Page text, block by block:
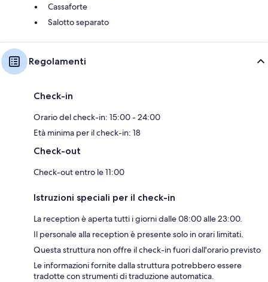
Cassaforte
Salotto separato
Regolamenti
Check-in
Orario del check-in: 15:00 - 24:00
Età minima per il check-in: 18
Check-out
Check-out entro le 11:00
Istruzioni speciali per il check-in
La reception è aperta tutti i giorni dalle 08:00 alle 23:00.
Il personale alla reception è presente solo in orari limitati.
Questa struttura non offre il check-in fuori dall'orario previsto
Le informazioni fornite dalla struttura potrebbero essere
tradotte con strumenti di traduzione automatica.